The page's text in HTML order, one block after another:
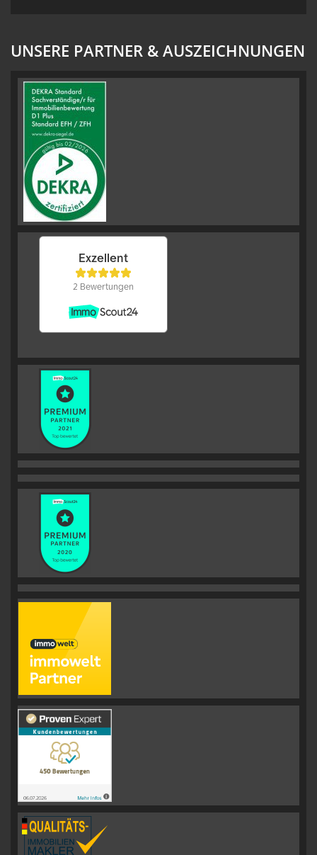
UNSERE PARTNER & AUSZEICHNUNGEN